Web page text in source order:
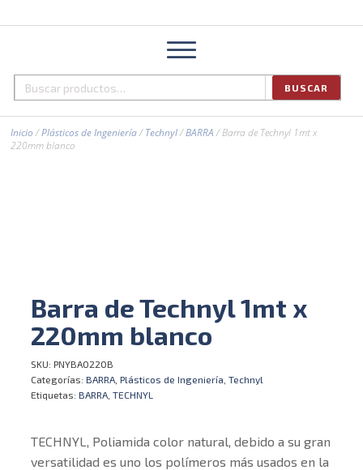
Buscar
BUSCAR
Inicio/Plásticos de Ingeniería/Technyl/BARRA/ Barra de Technyl 1mt x
220mm blanco
Barra de Technyl 1mt x
220mm blanco
SKU: PNYBA0220B
Categorías: BARRA Plásticos de Ingeniería Technyl
Etiquetas: BARRA TECHNYL
TECHNYL, Poliamida color natural, debido a su gran
versatilidad es uno los polímeros más usados en la